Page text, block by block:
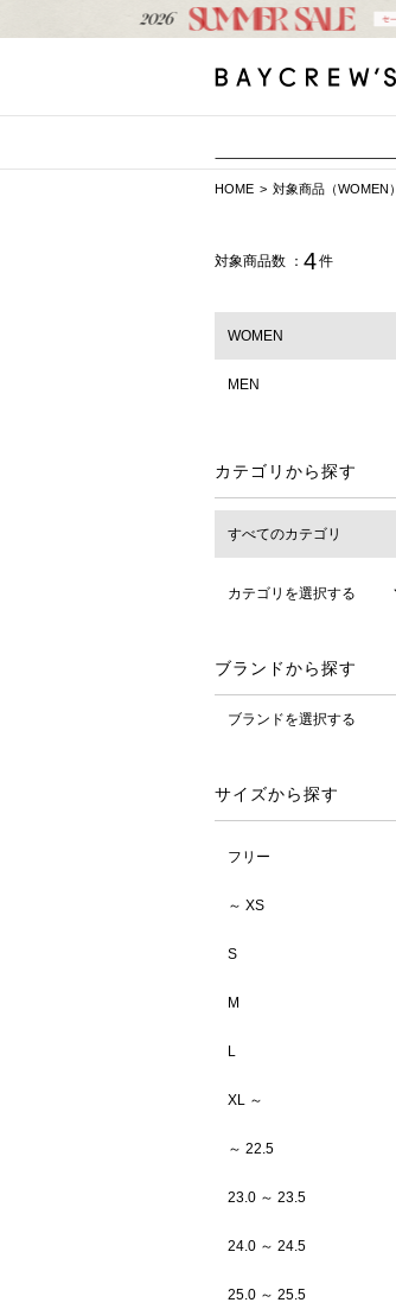
HOME 対象商品（WOMEN）
対象商品数 ： 4件
WOMEN
MEN
カテゴリから探す
すべてのカテゴリ
カテゴリを選択する
ブランドから探す
ブランドを選択する
サイズから探す
フリー
～ XS
S
M
L
XL ～
～ 22.5
23.0 ～ 23.5
24.0 ～ 24.5
25.0 ～ 25.5